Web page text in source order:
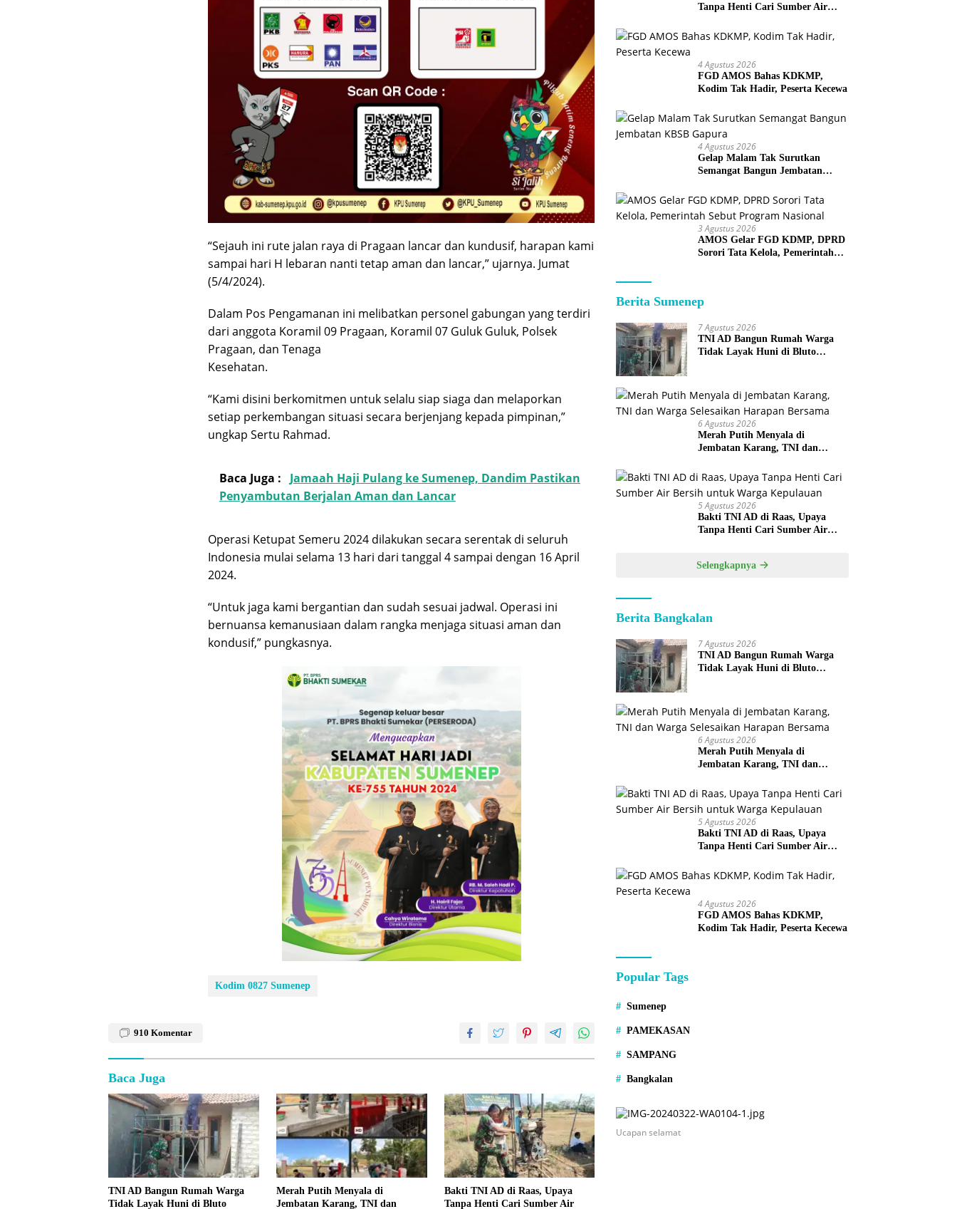
“Sejauh ini rute jalan raya di Pragaan lancar dan kundusif, harapan kami
sampai hari H lebaran nanti tetap aman dan lancar,” ujarnya. Jumat
(5/4/2024).
Dalam Pos Pengamanan ini melibatkan personel gabungan yang terdiri
dari anggota Koramil 09 Pragaan, Koramil 07 Guluk Guluk, Polsek
Pragaan, dan Tenaga
Kesehatan.
“Kami disini berkomitmen untuk selalu siap siaga dan melaporkan
setiap perkembangan situasi secara berjenjang kepada pimpinan,”
ungkap Sertu Rahmad.
Baca Juga :
Jamaah Haji Pulang ke Sumenep, Dandim Pastikan
Penyambutan Berjalan Aman dan Lancar
Operasi Ketupat Semeru 2024 dilakukan secara serentak di seluruh
Indonesia mulai selama 13 hari dari tanggal 4 sampai dengan 16 April
2024.
“Untuk jaga kami bergantian dan sudah sesuai jadwal. Operasi ini
bernuansa kemanusiaan dalam rangka menjaga situasi aman dan
kondusif,” pungkasnya.
Kodim 0827 Sumenep
910 Komentar
Baca Juga
TNI AD Bangun Rumah Warga
Tidak Layak Huni di Bluto
Merah Putih Menyala di
Jembatan Karang, TNI dan
Bakti TNI AD di Raas, Upaya
Tanpa Henti Cari Sumber Air
Tanpa Henti Cari Sumber Air
4 Agustus 2026
FGD AMOS Bahas KDKMP,
Kodim Tak Hadir, Peserta Kecewa
4 Agustus 2026
Gelap Malam Tak Surutkan
Semangat Bangun Jembatan
3 Agustus 2026
AMOS Gelar FGD KDMP, DPRD
Sorori Tata Kelola, Pemerintah
Berita Sumenep
7 Agustus 2026
TNI AD Bangun Rumah Warga
Tidak Layak Huni di Bluto
6 Agustus 2026
Merah Putih Menyala di
Jembatan Karang, TNI dan
Bersama
5 Agustus 2026
Bakti TNI AD di Raas, Upaya
Tanpa Henti Cari Sumber Air
Selengkapnya
Berita Bangkalan
7 Agustus 2026
TNI AD Bangun Rumah Warga
Tidak Layak Huni di Bluto
6 Agustus 2026
Merah Putih Menyala di
Jembatan Karang, TNI dan
Bersama
5 Agustus 2026
Bakti TNI AD di Raas, Upaya
Tanpa Henti Cari Sumber Air
4 Agustus 2026
FGD AMOS Bahas KDKMP,
Kodim Tak Hadir, Peserta Kecewa
Popular Tags
Sumenep
PAMEKASAN
SAMPANG
Bangkalan
Ucapan selamat